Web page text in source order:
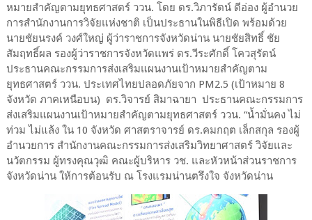
หมายสำคัญตามยุทธศาสตร์ ววน. โดย ดร.วิภารัตน์ ดีอ่อง ผู้อำนวย
การสํานักงานการวิจัยแห่งชาติ เป็นประธานในพิธีเปิด พร้อมด้วย
นายชัยนรงค์ วงศ์ใหญ่ ผู้ว่าราชการจังหวัดน่าน นายชัยสิทธิ์ ชัย
สัมฤทธิ์ผล รองผู้ว่าราชการจังหวัดแพร่ ดร.วีระศักดิ์ โควสุรัตน์
ประธานคณะกรรมการส่งเสริมแผนงานเป้าหมายสำคัญตาม
ยุทธศาสตร์ ววน. ประเทศไทยปลอดภัยจาก PM2.5 (เป้าหมาย 8
จังหวัด ภาคเหนือบน) ดร.วิจารย์ สิมาฉายา ประธานคณะกรรมการ
ส่งเสริมแผนงานเป้าหมายสำคัญตามยุทธศาสตร์ ววน. “น้ำมั่นคง ไม่
ท่วม ไม่แล้ง ใน 10 จังหวัด ศาสตราจารย์ ดร.คมกฤต เล็กสกุล รองผู้
อำนวยการ สำนักงานคณะกรรมการส่งเสริมวิทยาศาสตร์ วิจัยและ
นวัตกรรม ผู้ทรงคุณวุฒิ คณะผู้บริหาร วช. และหัวหน้าส่วนราชการ
จังหวัดน่าน ให้การต้อนรับ ณ โรงแรมน่านตรึงใจ จังหวัดน่าน